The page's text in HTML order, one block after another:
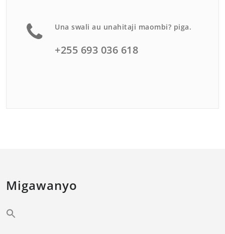
Una swali au unahitaji maombi? piga.
+255 693 036 618
Migawanyo